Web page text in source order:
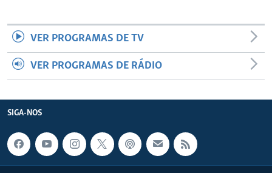
VER PROGRAMAS DE TV
VER PROGRAMAS DE RÁDIO
SIGA-NOS